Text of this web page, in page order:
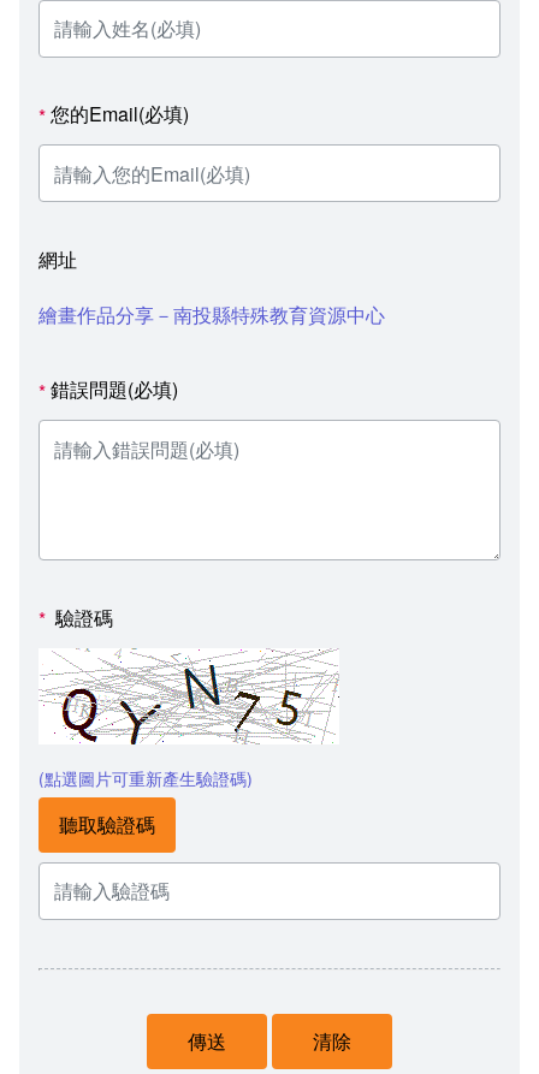
*您的Email(必填)
網址
繪畫作品分享－南投縣特殊教育資源中心
*錯誤問題(必填)
* 驗證碼
(點選圖片可重新產生驗證碼)
聽取驗證碼